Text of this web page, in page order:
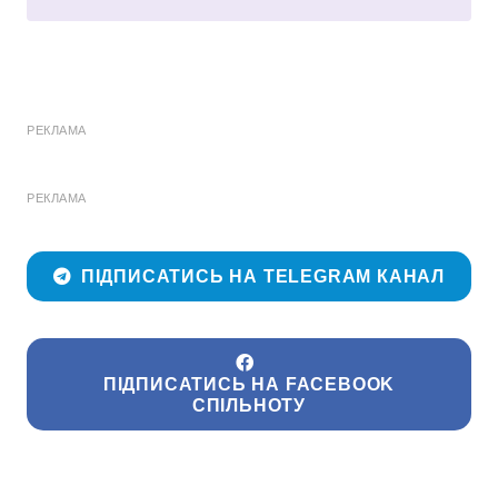
РЕКЛАМА
РЕКЛАМА
ПІДПИСАТИСЬ НА TELEGRAM КАНАЛ
ПІДПИСАТИСЬ НА FACEBOOK
СПІЛЬНОТУ